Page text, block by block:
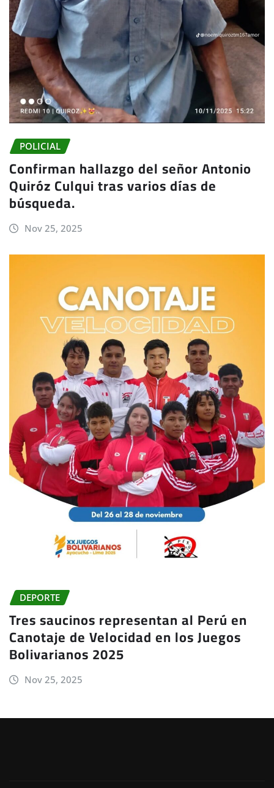
POLICIAL
Confirman hallazgo del señor Antonio
Quiróz Culqui tras varios días de
búsqueda.
Nov 25, 2025
DEPORTE
Tres saucinos representan al Perú en
Canotaje de Velocidad en los Juegos
Bolivarianos 2025
Nov 25, 2025